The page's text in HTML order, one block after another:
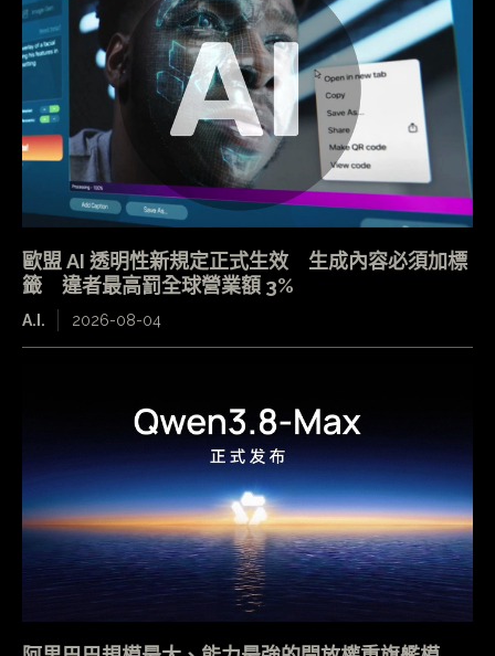
歐盟 AI 透明性新規定正式生效 生成內容必須加標
籤 違者最高罰全球營業額 3%
A.I. 2026-08-04